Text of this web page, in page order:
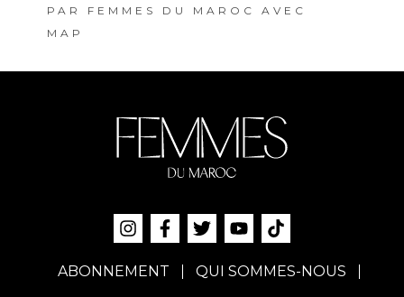
PAR FEMMES DU MAROC AVEC
MAP
ABONNEMENT QUI SOMMES-NOUS